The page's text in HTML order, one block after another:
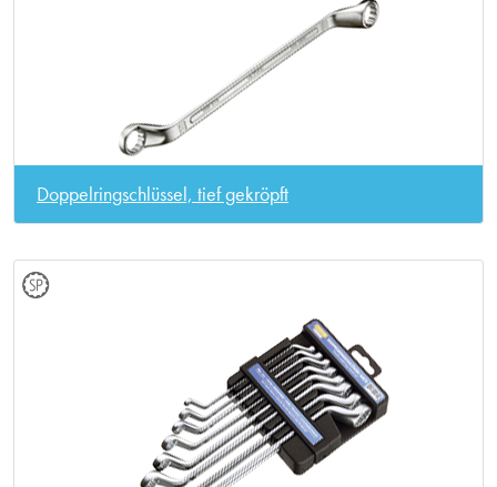
Doppelringschlüssel, tief gekröpft